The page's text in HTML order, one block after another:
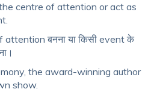
centre of attention or act as
attention बनना या किसी event के
the award-winning author
show.